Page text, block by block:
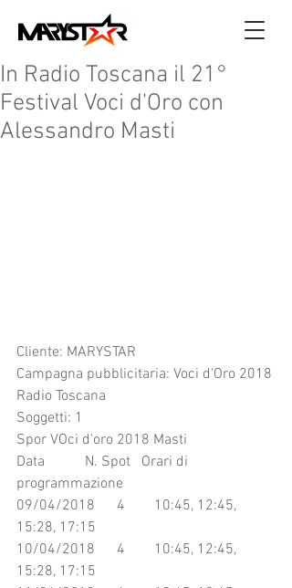
In Radio Toscana il 21°
Festival Voci d'Oro con
Alessandro Masti
Cliente: MARYSTAR
Campagna pubblicitaria: Voci d'Oro 2018
Radio Toscana
Soggetti: 1
Spor VOci d'oro 2018 Masti
Data           N. Spot   Orari di
programmazione
09/04/2018      4        10:45, 12:45,
15:28, 17:15
10/04/2018      4        10:45, 12:45,
15:28, 17:15